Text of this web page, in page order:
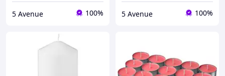
5 Avenue 100% 5 Avenue 100%